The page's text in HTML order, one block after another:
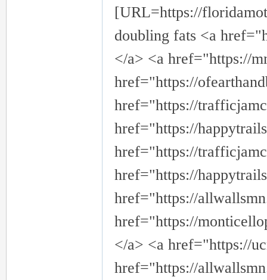
[URL=https://
doubling fats <a
</a> <a href="https://
href="https://
href="https://
href="https://
href="https://
href="https://
href="https://
href="https://
</a> <a href="https://
href="https://